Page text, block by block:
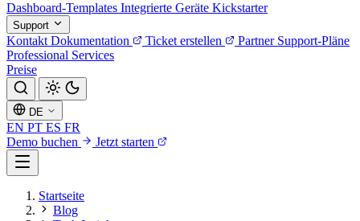
Dashboard-Templates Integrierte Geräte Kickstarter
Support
Kontakt Dokumentation Ticket erstellen Partner Support-Pläne
Professional Services
Preise
DE
EN PT ES FR
Demo buchen
Jetzt starten
Startseite
Blog